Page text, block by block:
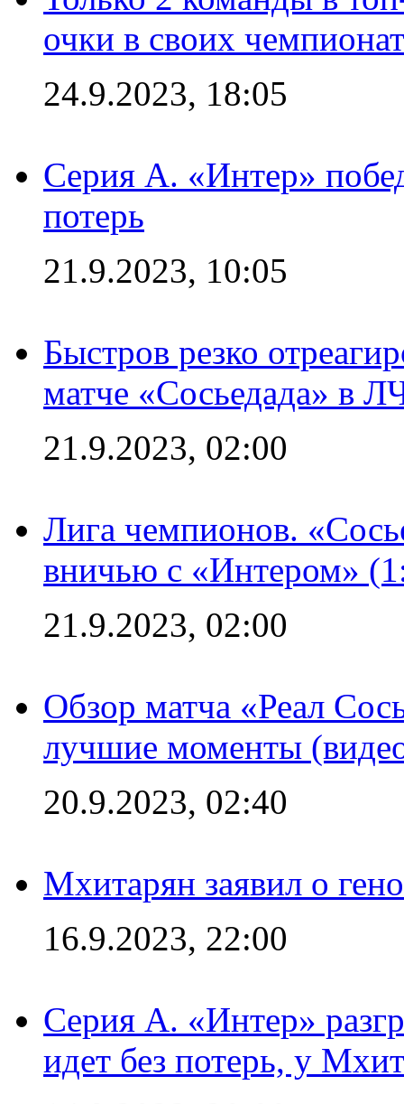
очки в своих
24.9.2023, 18:05
Серия А. «Интер»
потерь
21.9.2023, 10:05
Быстров резко
матче «Сосьедада» в
21.9.2023, 02:00
Лига чемпионов.
вничью с «Интером»
21.9.2023, 02:00
Обзор матча «Реал
лучшие моменты
20.9.2023, 02:40
Мхитарян заявил о
16.9.2023, 22:00
Серия А. «Интер»
идет без потерь, у